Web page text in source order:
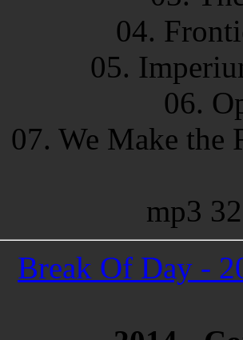
04.
05.
06.
07. We Make the
mp3
Break Of Day -